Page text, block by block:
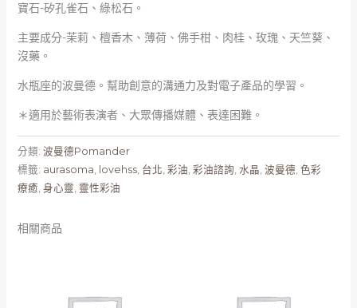
寶石-矽孔雀石、綠松石。
主要成分-茉莉、檀香木、薄荷、佛手柑、肉桂、玫瑰、天竺葵、
沒藥。
水瓶座的波曼德。幫助創意的溝通力及對電子產品的學習。
＊適用於藝術表演者、大眾傳播媒體、表達困難。
分類: 波曼德Pomander
標籤: aurasoma lovehss, 台北 彩油 彩油諮詢 水晶 波曼德 色彩
療癒 身心靈 靈性彩油
相關商品